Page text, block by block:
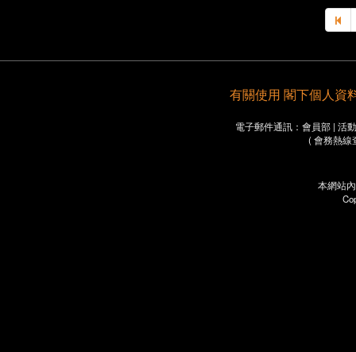
有關使用 閣下個人資
電子郵件通訊：會員部 | 活
( 會務熱線
本網站